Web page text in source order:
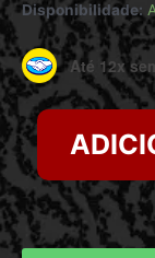
Disponibilidade:
Até 12x